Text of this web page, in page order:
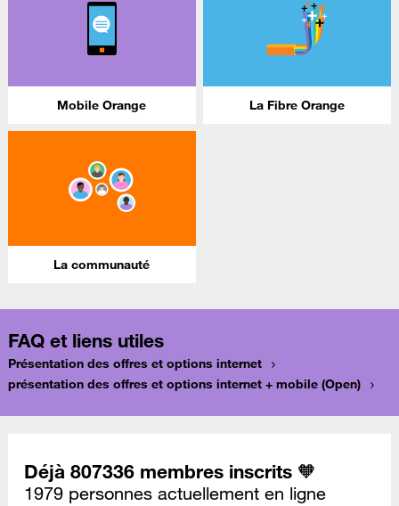
Mobile Orange La Fibre Orange
La communauté
FAQ et liens utiles
Présentation des offres et options internet
présentation des offres et options internet + mobile (Open)
Déjà 807336 membres inscrits 🧡
1979 personnes actuellement en ligne